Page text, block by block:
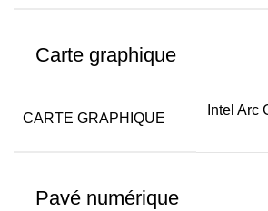
Carte graphique
CARTE GRAPHIQUE
Intel Arc
Pavé numérique